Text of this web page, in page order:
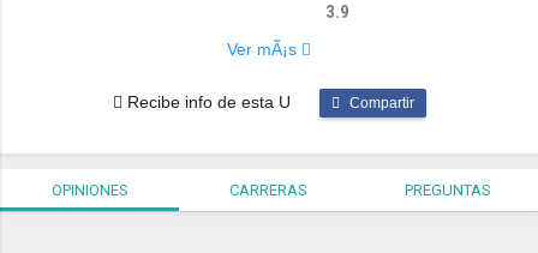
3.9
Ver mÃ¡s
Professors
4.2
Campus Facilities
3.5
Social Life Career Service
Recibe info de esta U Compartir
OPINIONES CARRERAS PREGUNTAS